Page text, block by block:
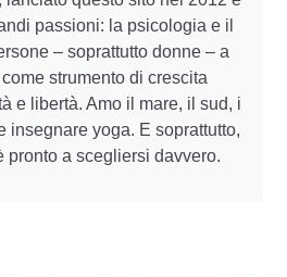
passioni: la psicologia e il
– soprattutto donne – a
strumento di crescita
e libertà. Amo il mare, il sud, i
insegnare yoga. E soprattutto,
pronto a scegliersi davvero.